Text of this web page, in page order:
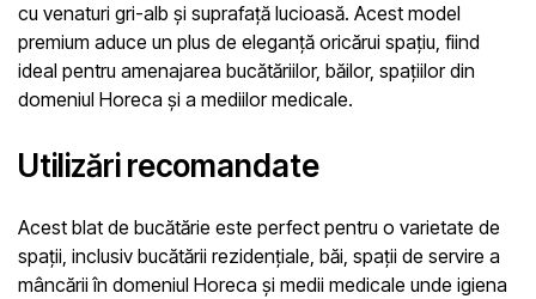
cu venaturi gri-alb și suprafață lucioasă. Acest model
premium aduce un plus de eleganță oricărui spațiu, fiind
ideal pentru amenajarea bucătăriilor, băilor, spațiilor din
domeniul Horeca și a mediilor medicale.
Utilizări recomandate
Acest blat de bucătărie este perfect pentru o varietate de
spații, inclusiv bucătării rezidențiale, băi, spații de servire a
mâncării în domeniul Horeca și medii medicale unde igiena